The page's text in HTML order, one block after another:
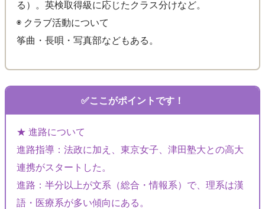
る）。英検取得級に応じたクラス分けなど。
◉ クラブ活動について
筝曲・長唄・写真部などもある。
ここがポイントです！
★ 進路について
進路指導：法政に加え、東京女子、津田塾大との高大
連携がスタートした。
進路：半分以上が文系（総合・情報系）で、理系は漢
語・医療系が多い傾向にある。